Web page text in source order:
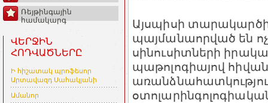
Ռեյթինգային
համակարգ
ՎԵՐՋԻՆ
ՀՈԴՎԱԾՆԵՐԸ
Ի հիշատակ պրոֆեսոր
Արտավազդ Սահակյանի
Ամանոր
Այսպիսի
պայմանաորված են
սինուսիտների
պաթոլոգիայով